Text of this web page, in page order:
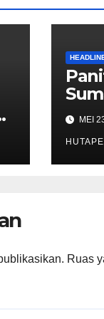
MEI
Ruas